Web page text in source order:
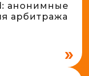
анонимные
арбитража